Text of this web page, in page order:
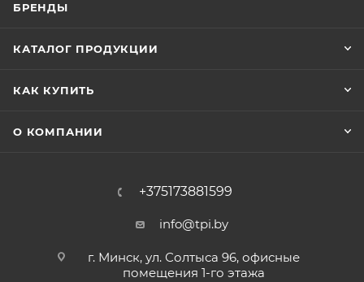
БРЕНДЫ
КАТАЛОГ ПРОДУКЦИИ
КАК КУПИТЬ
О КОМПАНИИ
+375173881599
info@tpi.by
г. Минск, ул. Солтыса 96, офисные
помещения 1-го этажа